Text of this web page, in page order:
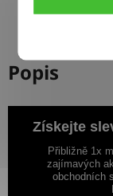
Popis
Získejte
Přibližně 1x
zajímavých
obchodních